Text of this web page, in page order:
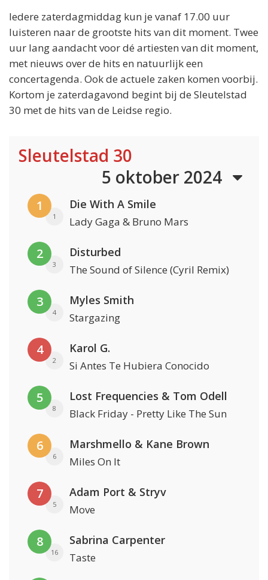
Iedere zaterdagmiddag kun je vanaf 17.00 uur
luisteren naar de grootste hits van dit moment. Twee
uur lang aandacht voor dé artiesten van dit moment,
met nieuws over de hits en natuurlijk een
concertagenda. Ook de actuele zaken komen voorbij.
Kortom je zaterdagavond begint bij de Sleutelstad
30 met de hits van de Leidse regio.
Sleutelstad 30
5 oktober 2024
1
1
Die With A Smile
Lady Gaga & Bruno Mars
2
3
Disturbed
The Sound of Silence (Cyril Remix)
3
4
Myles Smith
Stargazing
4
2
Karol G.
Si Antes Te Hubiera Conocido
5
8
Lost Frequencies & Tom Odell
Black Friday - Pretty Like The Sun
6
6
Marshmello & Kane Brown
Miles On It
7
5
Adam Port & Stryv
Move
8
16
Sabrina Carpenter
Taste